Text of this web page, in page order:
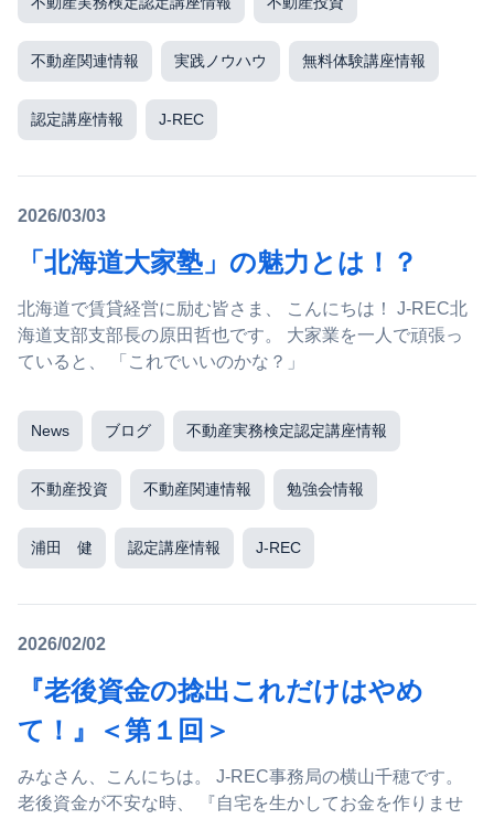
不動産関連情報 実践ノウハウ 無料体験講座情報
認定講座情報 J-REC
2026/03/03
「北海道大家塾」の魅力とは！？
北海道で賃貸経営に励む皆さま、 こんにちは！ J-REC北
海道支部支部長の原田哲也です。 大家業を一人で頑張っ
ていると、 「これでいいのかな？」
News ブログ 不動産実務検定認定講座情報
不動産投資 不動産関連情報 勉強会情報
浦田 健 認定講座情報 J-REC
2026/02/02
『老後資金の捻出これだけはやめ
て！』＜第１回＞
みなさん、こんにちは。 J-REC事務局の横山千穂です。
老後資金が不安な時、 『自宅を生かしてお金を作りませ